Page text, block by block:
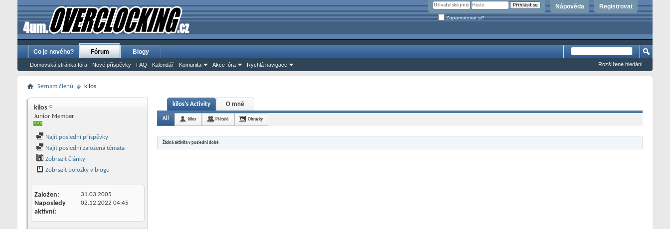
Registrovat
Nápověda
Zapamatovat si?
Co je nového? Fórum
Domovská stránka fóra Nové příspěvky FAQ Kalendář Komunita Akce fóra Rychlá navigace
Blogy
Rozšířené hledání
Seznam členů kilos
kilos
Junior Member
Najít poslední příspěvky
Najít poslední založená témata
Zobrazit články
Zobrazit položky v blogu
Založen 31.03.2005
Naposledy
aktivní
02.12.2022 04:45
kilos's Activity O mně
All kilos Přátelé Obrázky
Žádná aktivita v poslední době